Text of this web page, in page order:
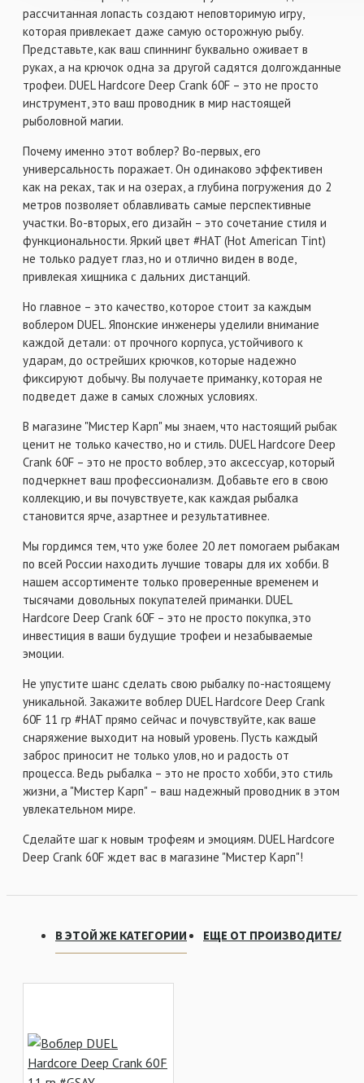
рассчитанная лопасть создают неповторимую игру,
которая привлекает даже самую осторожную рыбу.
Представьте, как ваш спиннинг буквально оживает в
руках, а на крючок одна за другой садятся долгожданные
трофеи. DUEL Hardcore Deep Crank 60F – это не просто
инструмент, это ваш проводник в мир настоящей
рыболовной магии.
Почему именно этот воблер? Во-первых, его
универсальность поражает. Он одинаково эффективен
как на реках, так и на озерах, а глубина погружения до 2
метров позволяет облавливать самые перспективные
участки. Во-вторых, его дизайн – это сочетание стиля и
функциональности. Яркий цвет #HAT (Hot American Tint)
не только радует глаз, но и отлично виден в воде,
привлекая хищника с дальних дистанций.
Но главное – это качество, которое стоит за каждым
воблером DUEL. Японские инженеры уделили внимание
каждой детали: от прочного корпуса, устойчивого к
ударам, до острейших крючков, которые надежно
фиксируют добычу. Вы получаете приманку, которая не
подведет даже в самых сложных условиях.
В магазине "Мистер Карп" мы знаем, что настоящий рыбак
ценит не только качество, но и стиль. DUEL Hardcore Deep
Crank 60F – это не просто воблер, это аксессуар, который
подчеркнет ваш профессионализм. Добавьте его в свою
коллекцию, и вы почувствуете, как каждая рыбалка
становится ярче, азартнее и результативнее.
Мы гордимся тем, что уже более 20 лет помогаем рыбакам
по всей России находить лучшие товары для их хобби. В
нашем ассортименте только проверенные временем и
тысячами довольных покупателей приманки. DUEL
Hardcore Deep Crank 60F – это не просто покупка, это
инвестиция в ваши будущие трофеи и незабываемые
эмоции.
Не упустите шанс сделать свою рыбалку по-настоящему
уникальной. Закажите воблер DUEL Hardcore Deep Crank
60F 11 гр #HAT прямо сейчас и почувствуйте, как ваше
снаряжение выходит на новый уровень. Пусть каждый
заброс приносит не только улов, но и радость от
процесса. Ведь рыбалка – это не просто хобби, это стиль
жизни, а "Мистер Карп" – ваш надежный проводник в этом
увлекательном мире.
Сделайте шаг к новым трофеям и эмоциям. DUEL Hardcore
Deep Crank 60F ждет вас в магазине "Мистер Карп"!
В ЭТОЙ ЖЕ КАТЕГОРИИ ЕЩЕ ОТ ПРОИЗВОДИТЕЛЯ